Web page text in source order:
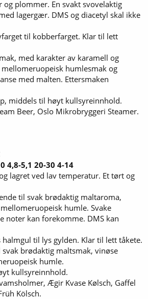
og plommer. En svakt svovelaktig
lagergær. DMS og diacetyl skal ikke
til kobberfarget. Klar til lett
med karakter av karamell og
humlesmak og
med malten. Ettersmaken
middels til høyt kullsyreinnhold.
Beer, Oslo Mikrobryggeri Steamer.
4,8-5,1 20-30 4-14
lagret ved lav temperatur. Et tørt og
til svak brødaktig maltaroma,
humle. Svake
noter kan forekomme. DMS kan
halmgul til lys gylden. Klar til lett tåkete.
brødaktig maltsmak, vinøse
humle.
kullsyreinnhold.
Ægir Kvase Kølsch, Gaffel
Kölsch.